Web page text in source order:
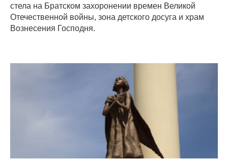
стела на Братском захоронении времен Великой
Отечественной войны, зона детского досуга и храм
Вознесения Господня.